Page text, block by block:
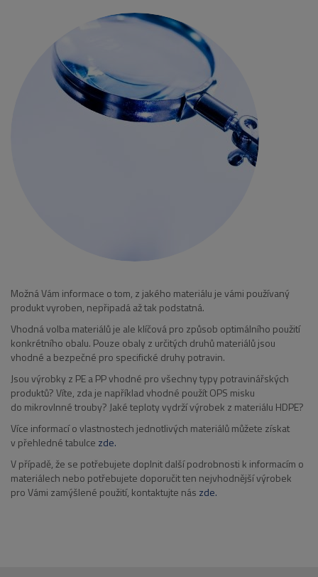
Možná Vám informace o tom, z jakého materiálu je vámi používaný
produkt vyroben, nepřipadá až tak podstatná.
Vhodná volba materiálů je ale klíčová pro způsob optimálního použití
konkrétního obalu. Pouze obaly z určitých druhů materiálů jsou
vhodné a bezpečné pro specifické druhy potravin.
Jsou výrobky z PE a PP vhodné pro všechny typy potravinářských
produktů? Víte, zda je například vhodné použít OPS misku
do mikrovlnné trouby? Jaké teploty vydrží výrobek z materiálu HDPE?
Více informací o vlastnostech jednotlivých materiálů můžete získat
v přehledné tabulce zde.
V případě, že se potřebujete doplnit další podrobnosti k informacím o
materiálech nebo potřebujete doporučit ten nejvhodnější výrobek
pro Vámi zamýšlené použití, kontaktujte nás zde.